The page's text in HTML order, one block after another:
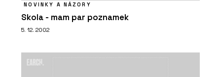
NOVINKY A NÁZORY
Skola - mam par poznamek
5. 12. 2002